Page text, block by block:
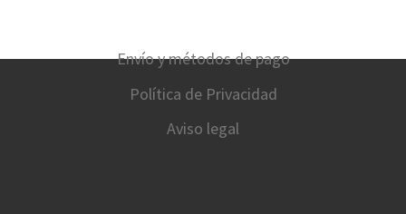
Envío y métodos de pago
Política de Privacidad
Aviso legal